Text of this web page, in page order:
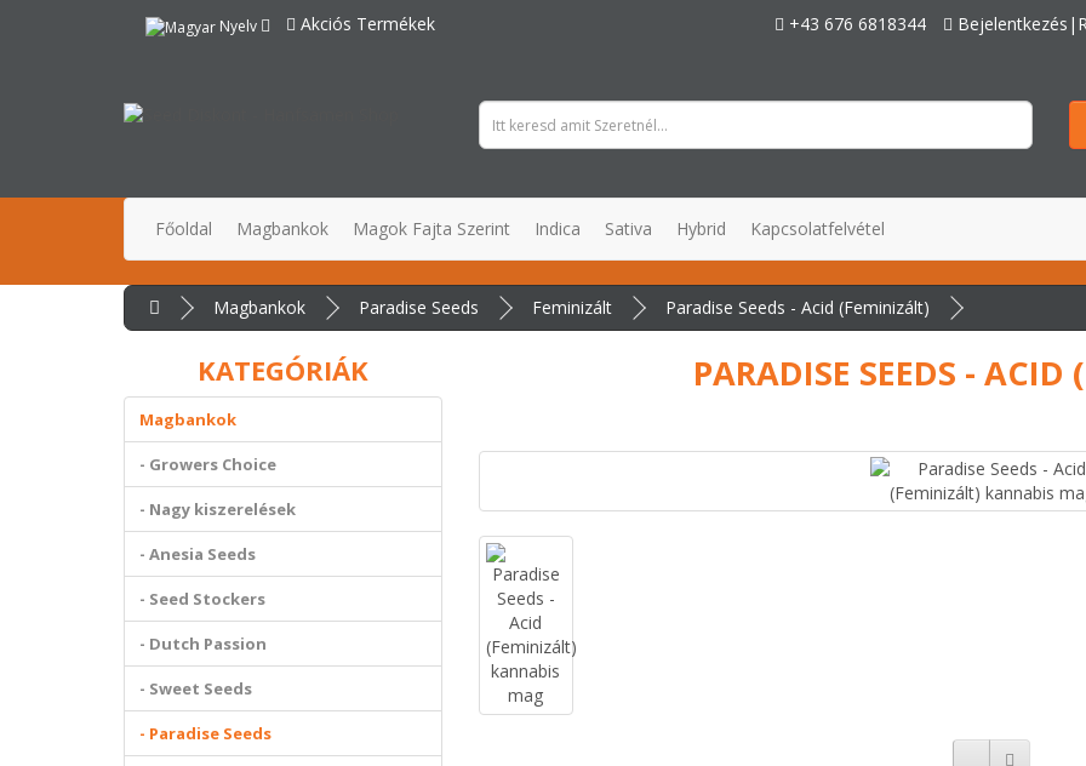
Nyelv Akciós Termékek +43 676 6818344
Főoldal Magbankok Magok Fajta Szerint Indica Sativa Hybrid Kapcsolatfelvétel
Magbankok Paradise Seeds Feminizált Paradise Seeds - Acid (Feminizált)
KATEGÓRIÁK
Magbankok
- Growers Choice
- Nagy kiszerelések
- Anesia Seeds
- Seed Stockers
- Dutch Passion
- Sweet Seeds
- Paradise Seeds
PARADISE SEEDS -